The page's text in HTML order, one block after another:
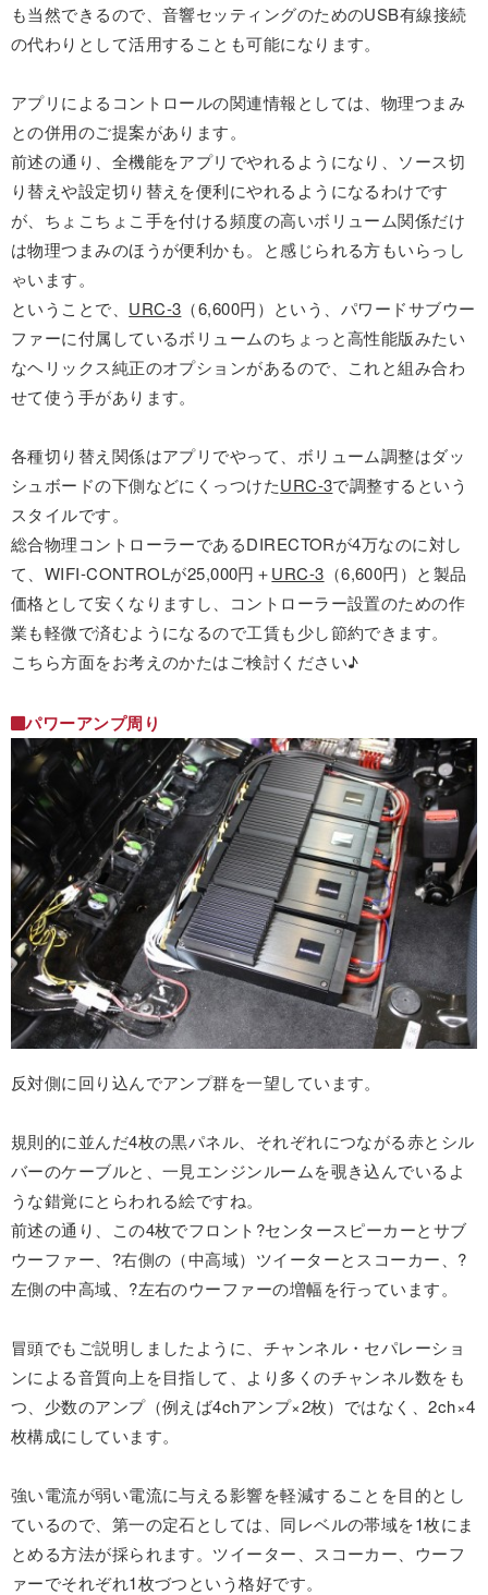
も当然できるので、音響セッティングのためのUSB有線接続
の代わりとして活用することも可能になります。
アプリによるコントロールの関連情報としては、物理つまみ
との併用のご提案があります。
前述の通り、全機能をアプリでやれるようになり、ソース切
り替えや設定切り替えを便利にやれるようになるわけです
が、ちょこちょこ手を付ける頻度の高いボリューム関係だけ
は物理つまみのほうが便利かも。と感じられる方もいらっし
ゃいます。
ということで、 URC-3 （6,600円）という、パワードサブウー
ファーに付属しているボリュームのちょっと高性能版みたい
なヘリックス純正のオプションがあるので、これと組み合わ
せて使う手があります。
各種切り替え関係はアプリでやって、ボリューム調整はダッ
シュボードの下側などにくっつけたURC-3で調整するという
スタイルです。
総合物理コントローラーであるDIRECTORが4万なのに対し
て、WIFI-CONTROLが25,000円＋URC-3 （6,600円）と製品
価格として安くなりますし、コントローラー設置のための作
業も軽微で済むようになるので工賃も少し節約できます。
こちら方面をお考えのかたはご検討ください♪
パワーアンプ周り
反対側に回り込んでアンプ群を一望しています。
規則的に並んだ4枚の黒パネル、それぞれにつながる赤とシル
バーのケーブルと、一見エンジンルームを覗き込んでいるよ
うな錯覚にとらわれる絵ですね。
前述の通り、この4枚でフロント?センタースピーカーとサブ
ウーファー、?右側の（中高域）ツイーターとスコーカー、?
左側の中高域、?左右のウーファーの増幅を行っています。
冒頭でもご説明しましたように、チャンネル・セパレーショ
ンによる音質向上を目指して、より多くのチャンネル数をも
つ、少数のアンプ（例えば4chアンプ×2枚）ではなく、2ch×4
枚構成にしています。
強い電流が弱い電流に与える影響を軽減することを目的とし
ているので、第一の定石としては、同レベルの帯域を1枚にま
とめる方法が採られます。ツイーター、スコーカー、ウーフ
ァーでそれぞれ1枚づつという格好です。